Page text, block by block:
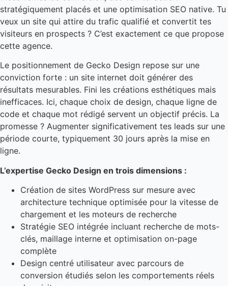
stratégiquement placés et une optimisation SEO native. Tu
veux un site qui attire du trafic qualifié et convertit tes
visiteurs en prospects ? C’est exactement ce que propose
cette agence.
Le positionnement de Gecko Design repose sur une
conviction forte : un site internet doit générer des
résultats mesurables. Fini les créations esthétiques mais
inefficaces. Ici, chaque choix de design, chaque ligne de
code et chaque mot rédigé servent un objectif précis. La
promesse ? Augmenter significativement tes leads sur une
période courte, typiquement 30 jours après la mise en
ligne.
L’expertise Gecko Design en trois dimensions :
Création de sites WordPress sur mesure avec
architecture technique optimisée pour la vitesse de
chargement et les moteurs de recherche
Stratégie SEO intégrée incluant recherche de mots-
clés, maillage interne et optimisation on-page
complète
Design centré utilisateur avec parcours de
conversion étudiés selon les comportements réels